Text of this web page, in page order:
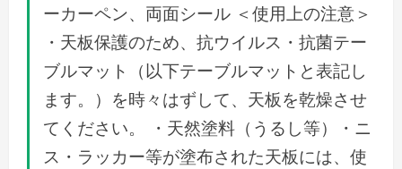
ーカーペン、両面シール ＜使用上の注意＞
・天板保護のため、抗ウイルス・抗菌テー
ブルマット（以下テーブルマットと表記し
ます。）を時々はずして、天板を乾燥させ
てください。 ・天然塗料（うるし等）・ニ
ス・ラッカー等が塗布された天板には、使